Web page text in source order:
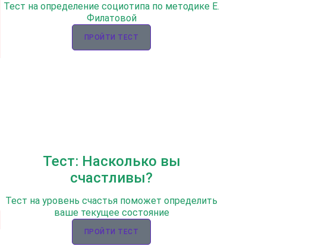
Тест на определение социотипа по методике Е.
Филатовой
ПРОЙТИ ТЕСТ
Тест: Насколько вы
счастливы?
Тест на уровень счастья поможет определить
ваше текущее состояние
ПРОЙТИ ТЕСТ